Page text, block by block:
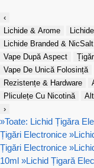
‹
Lichide & Arome
Lichide Branded & NicSalt
Vape După Aspect
Vape De Unică Folosință
Rezistențe & Hardware
Pliculețe Cu Nicotină
›
»Toate: Lichid Țigăra
Țigări Electronice »
Țigări Electronice »
10ml »Lichid Țigară